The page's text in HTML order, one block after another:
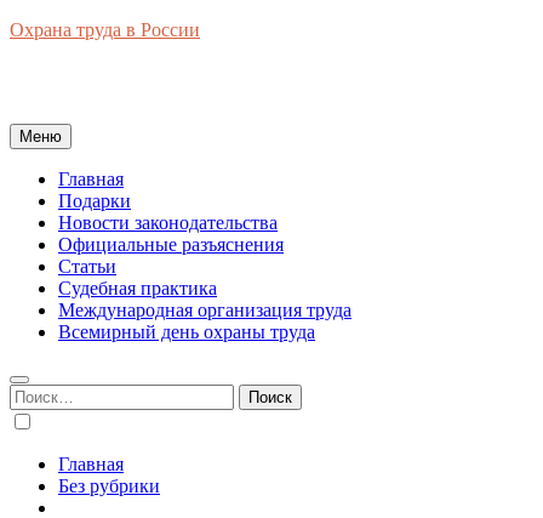
Перейти
Охрана труда в России
Меню
Главная
Подарки
Новости законодательства
Официальные разъяснения
Статьи
Судебная практика
Международная организация труда
Всемирный день охраны труда
Найти:
Главная
Без рубрики